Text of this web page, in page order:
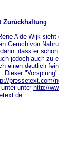
Zurückhaltung
A de Wijk
Geruch von
dass er
jedoch auch zu
einen deutlich
Dieser
pressetext.com/
unter http://